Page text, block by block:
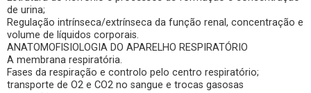
de urina;
Regulação intrínseca/extrínseca da função renal, concentração e
volume de líquidos corporais.
ANATOMOFISIOLOGIA DO APARELHO RESPIRATÓRIO
A membrana respiratória.
Fases da respiração e controlo pelo centro respiratório;
transporte de O2 e CO2 no sangue e trocas gasosas